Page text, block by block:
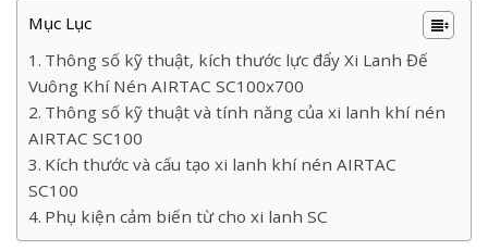
Mục Lục
Thông số kỹ thuật, kích thước lực đẩy Xi Lanh Đế
Vuông Khí Nén AIRTAC SC100x700
Thông số kỹ thuật và tính năng của xi lanh khí nén
AIRTAC SC100
Kích thước và cấu tạo xi lanh khí nén AIRTAC
SC100
Phụ kiện cảm biến từ cho xi lanh SC